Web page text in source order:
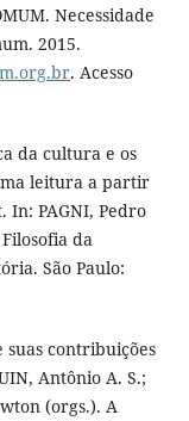
Necessidade
2015.
. Acesso
da cultura e os
leitura a partir
In: PAGNI, Pedro
da
São Paulo:
suas contribuições
Antônio A. S.;
(orgs.). A